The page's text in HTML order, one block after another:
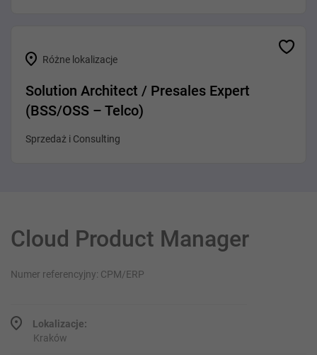
Różne lokalizacje
Solution Architect / Presales Expert
(BSS/OSS – Telco)
Sprzedaż i Consulting
Cloud Product Manager
Numer referencyjny: CPM/ERP
Lokalizacje:
Kraków